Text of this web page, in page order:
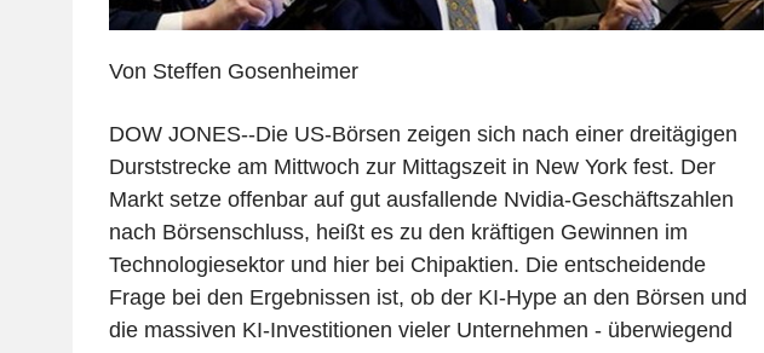
Von Steffen Gosenheimer
DOW JONES--Die US-Börsen zeigen sich nach einer dreitägigen
Durststrecke am Mittwoch zur Mittagszeit in New York fest. Der
Markt setze offenbar auf gut ausfallende Nvidia-Geschäftszahlen
nach Börsenschluss, heißt es zu den kräftigen Gewinnen im
Technologiesektor und hier bei Chipaktien. Die entscheidende
Frage bei den Ergebnissen ist, ob der KI-Hype an den Börsen und
die massiven KI-Investitionen vieler Unternehmen - überwiegend